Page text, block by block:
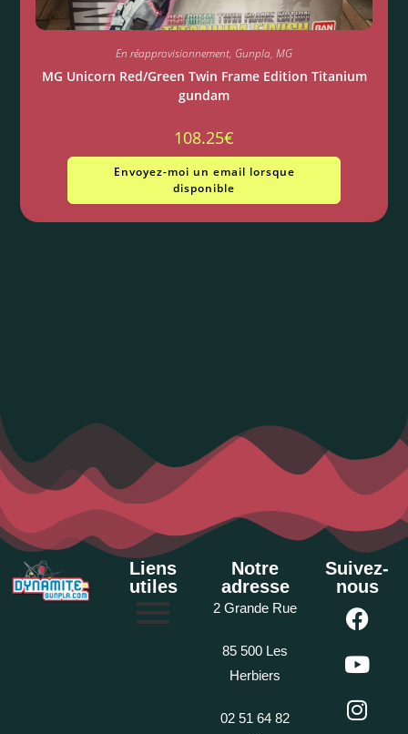
En réapprovisionnement, Gunpla, MG
MG Unicorn Red/Green Twin Frame Edition Titanium
gundam
108.25€
Envoyez-moi un email lorsque
disponible
Liens
utiles
Notre
adresse
2 Grande Rue
85 500 Les
Herbiers
02 51 64 82
Suivez-
nous